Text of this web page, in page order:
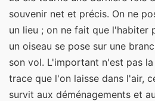
souvenir net et précis. On ne
un lieu ; on ne fait que l'habiter
un oiseau se pose sur une
son vol. L'important n'est pas
trace que l'on laisse dans l'air,
survit aux déménagements et